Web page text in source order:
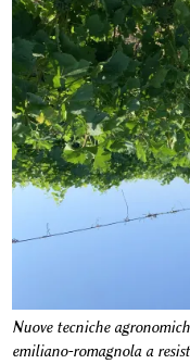
Nuove tecniche
emiliano-romagnola a